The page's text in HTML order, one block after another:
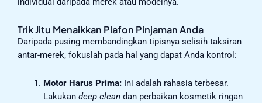
Trik Jitu Menaikkan Plafon Pinjaman Anda
Daripada pusing membandingkan tipisnya selisih taksiran
antar-merek, fokuslah pada hal yang dapat Anda kontrol:
Motor Harus Prima:Ini adalah rahasia terbesar.
Lakukan deep cleandan perbaikan kosmetik ringan